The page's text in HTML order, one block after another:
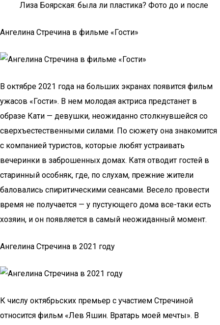
Лиза Боярская: была ли пластика? Фото до и после
Ангелина Стречина в фильме «Гости»
В октябре 2021 года на больших экранах появится фильм
ужасов «Гости». В нем молодая актриса предстанет в
образе Кати — девушки, неожиданно столкнувшейся со
сверхъестественными силами. По сюжету она знакомится
с компанией туристов, которые любят устраивать
вечеринки в заброшенных домах. Катя отводит гостей в
старинный особняк, где, по слухам, прежние жители
баловались спиритическими сеансами. Весело провести
время не получается — у пустующего дома все-таки есть
хозяин, и он появляется в самый неожиданный момент.
Ангелина Стречина в 2021 году
К числу октябрьских премьер с участием Стречиной
относится фильм «Лев Яшин. Вратарь моей мечты». В